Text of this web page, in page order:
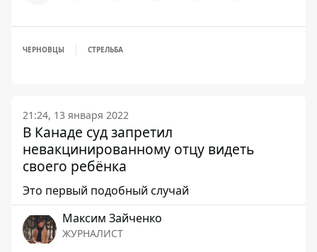
ЧЕРНОВЦЫ СТРЕЛЬБА
21:24, 13 января 2022
В Канаде суд запретил
невакцинированному отцу видеть
своего ребёнка
Это первый подобный случай
Максим Зайченко
ЖУРНАЛИСТ